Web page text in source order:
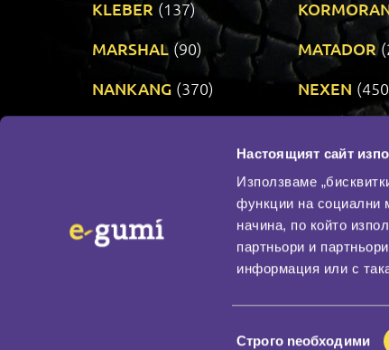
Настоящият сайт
Използваме
функции на социални
начина, по който
партньори и
информация или с
Строго nеобходими
KLEBER (137)
MARSHAL (90) MATADOR
NANKANG (370) NEXEN
По бранд
Промотирани гуми
Доставка и плащане
Политика за